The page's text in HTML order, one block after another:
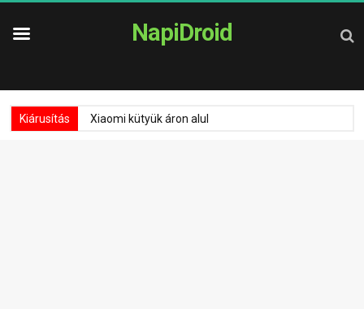
NapiDroid
Kiárusítás Xiaomi kütyük áron alul